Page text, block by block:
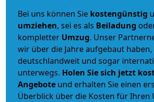
Bei uns können Sie kostengünstig
umziehen, sei es als Beiladung
kompletter Umzug. Unser
wir über die Jahre aufgebaut
deutschlandweit und sogar
unterwegs. Holen Sie sich jetzt
Angebote und erhalten Sie einen
Überblick über die Kosten für Ihren